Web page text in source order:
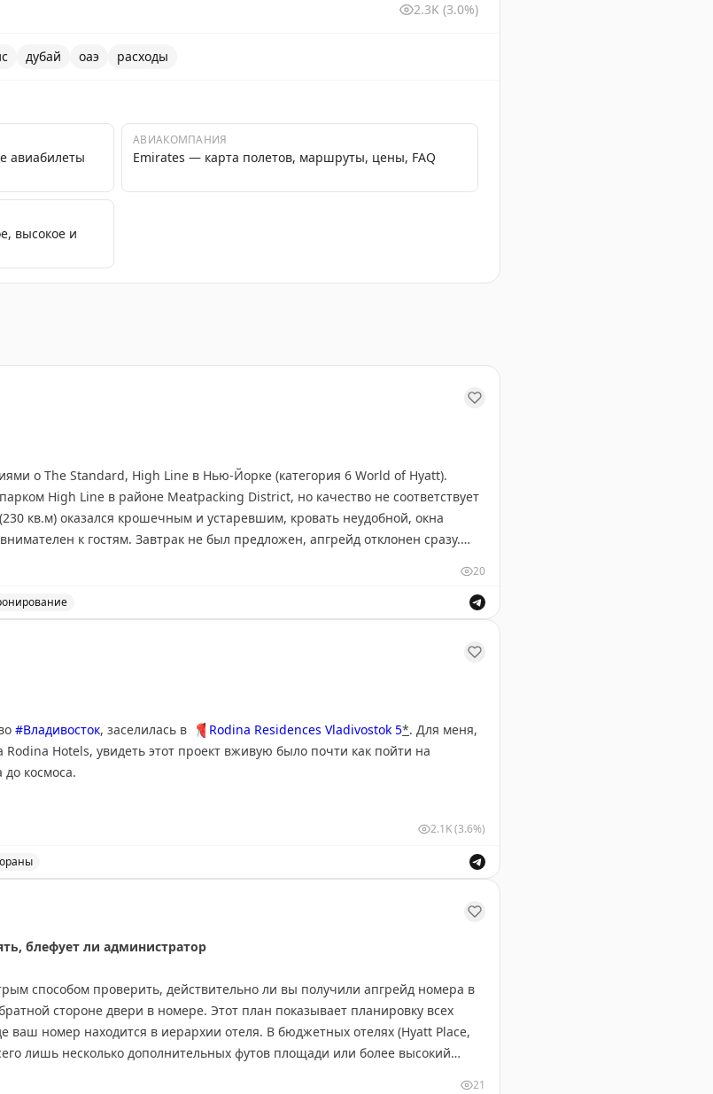
2.3K (3.0%)
дубай оаэ расходы
авиабилеты
АВИАКОМПАНИЯ
Emirates — карта полетов, маршруты, цены, FAQ
высокое и
о The Standard, High Line в Нью-Йорке (категория 6 World of Hyatt).
High Line в районе Meatpacking District, но качество не соответствует
кв.м) оказался крошечным и устаревшим, кровать неудобной, окна
к гостям. Завтрак не был предложен, апгрейд отклонен сразу.
подхода к сервису.
20
#Владивосток, заселилась в 📍 Rodina Residences Vladivostok 5*. Для меня,
Hotels, увидеть этот проект вживую было почти как пойти на
космоса.
халат, из которого можно шить свадебное платье.
пять звезд и применила его под девизом «сделай лучше».
(надеюсь, на случай слишком горячих вечеринок)
2.1K(3.6%)
блефует ли администратор
способом проверить, действительно ли вы получили апгрейд номера в
стороне двери в номере. Этот план показывает планировку всех
ваш номер находится в иерархии отеля. В бюджетных отелях (Hyatt Place,
лишь несколько дополнительных футов площади или более высокий
21